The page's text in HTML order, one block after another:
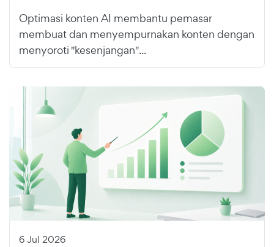
Optimasi konten AI membantu pemasar
membuat dan menyempurnakan konten dengan
menyoroti "kesenjangan"...
6 Jul 2026